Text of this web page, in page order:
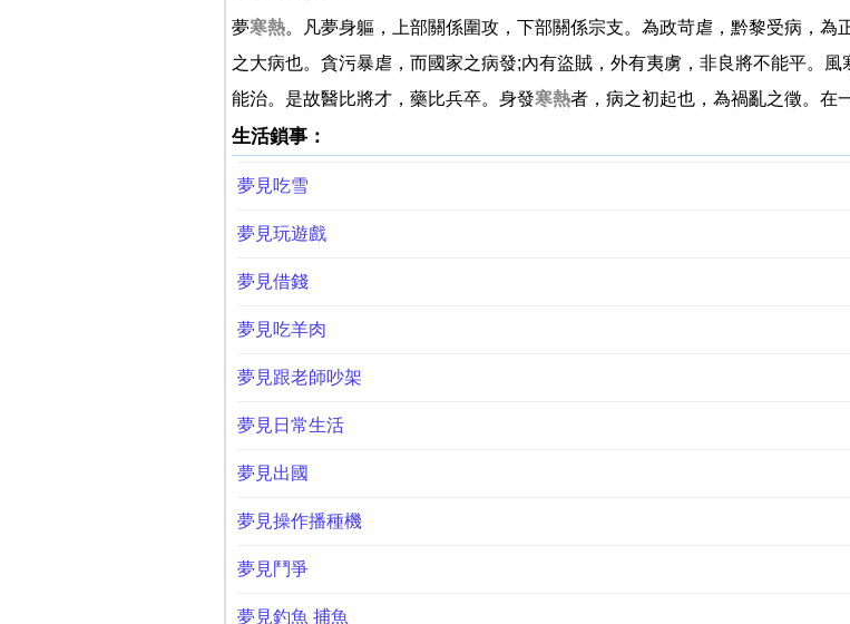
夢寒熱。凡夢身軀，上部關係圍攻，下部關係宗支。為政苛虐，黔黎受病，為
之大病也。貪污暴虐，而國家之病發;內有盜賊，外有夷虜，非良將不能平。
能治。是故醫比將才，藥比兵卒。身發寒熱者，病之初起也，為禍亂之徵。在
生活鎖事：
夢見吃雪
夢見玩遊戲
夢見借錢
夢見吃羊肉
夢見跟老師吵架
夢見日常生活
夢見出國
夢見操作播種機
夢見鬥爭
夢見釣魚 捕魚